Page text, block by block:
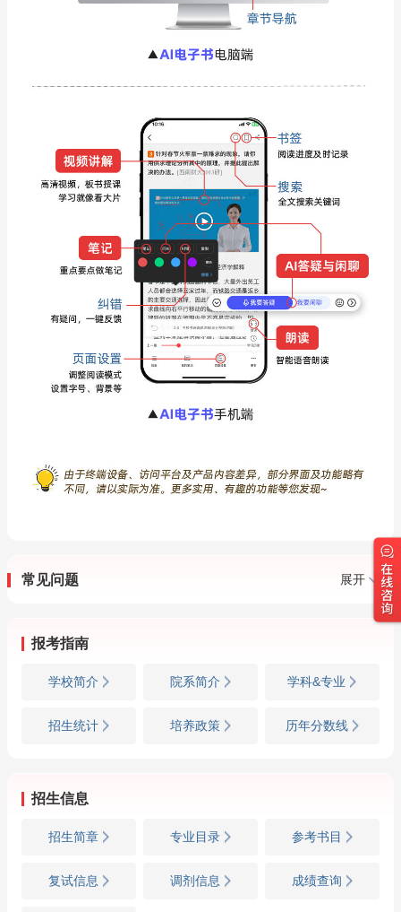
常见问题 展开
报考指南
学校简介 院系简介 学科&专业
招生统计 培养政策 历年分数线
招生信息
招生简章 专业目录 参考书目
复试信息 调剂信息 成绩查询